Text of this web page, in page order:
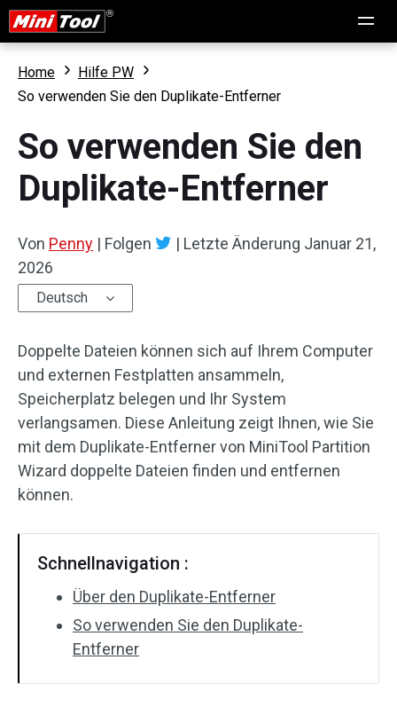
Home
Hilfe PW
So verwenden Sie den Duplikate-Entferner
So verwenden Sie den
Duplikate-Entferner
Von Penny | Folgen | Letzte Änderung Januar 21,
2026
Deutsch
Doppelte Dateien können sich auf Ihrem Computer
und externen Festplatten ansammeln,
Speicherplatz belegen und Ihr System
verlangsamen. Diese Anleitung zeigt Ihnen, wie Sie
mit dem Duplikate-Entferner von MiniTool Partition
Wizard doppelte Dateien finden und entfernen
können.
Schnellnavigation :
Über den Duplikate-Entferner
So verwenden Sie den Duplikate-
Entferner